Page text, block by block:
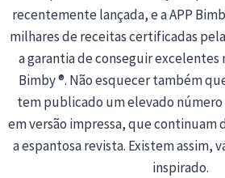
recentemente lançada, e a APP
milhares de receitas certificadas
a garantia de conseguir excelentes
Bimby ®. Não esquecer também
tem publicado um elevado
em versão impressa, que continuam
a espantosa revista. Existem assim,
inspirado.